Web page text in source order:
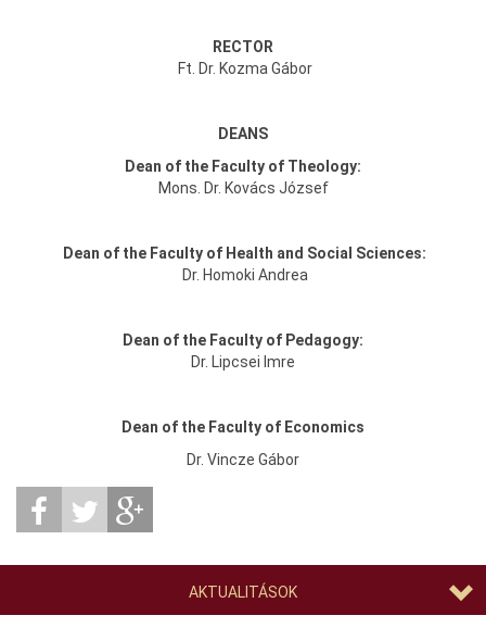
RECTOR
Ft. Dr. Kozma Gábor
DEANS
Dean of the Faculty of Theology:
Mons. Dr. Kovács József
Dean of the Faculty of Health and Social Sciences:
Dr. Homoki Andrea
Dean of the Faculty of Pedagogy:
Dr. Lipcsei Imre
Dean of the Faculty of Economics
Dr. Vincze Gábor
AKTUALITÁSOK